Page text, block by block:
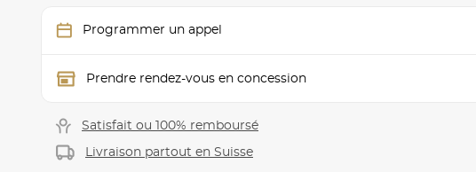
Programmer un appel
Prendre rendez-vous en concession
Satisfait ou 100% remboursé
Livraison partout en Suisse